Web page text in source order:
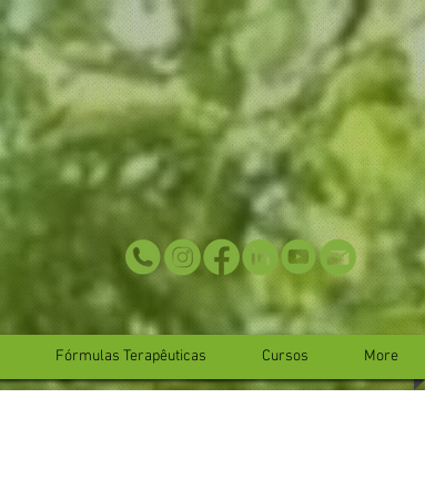
Fórmulas Terapêuticas Cursos More